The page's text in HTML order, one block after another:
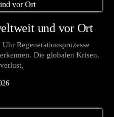
und vor Ort
Regenerationsprozesse
Die globalen Krisen,